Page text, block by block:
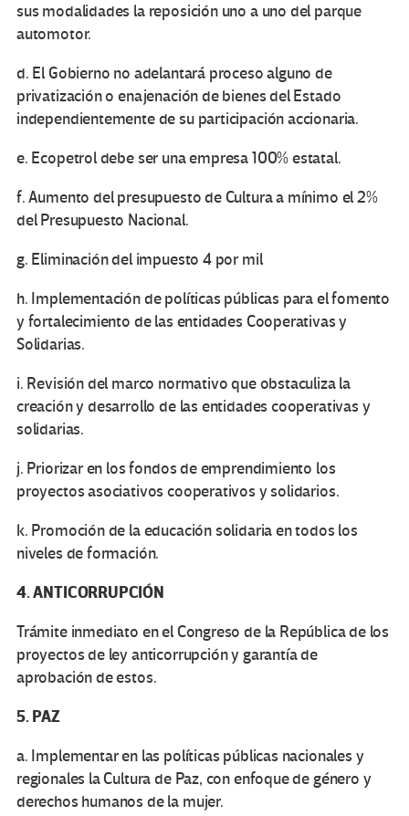
sus modalidades la reposición uno a uno del parque
automotor.
d. El Gobierno no adelantará proceso alguno de
privatización o enajenación de bienes del Estado
independientemente de su participación accionaria.
e. Ecopetrol debe ser una empresa 100% estatal.
f. Aumento del presupuesto de Cultura a mínimo el 2%
del Presupuesto Nacional.
g. Eliminación del impuesto 4 por mil
h. Implementación de políticas públicas para el fomento
y fortalecimiento de las entidades Cooperativas y
Solidarias.
i. Revisión del marco normativo que obstaculiza la
creación y desarrollo de las entidades cooperativas y
solidarias.
j. Priorizar en los fondos de emprendimiento los
proyectos asociativos cooperativos y solidarios.
k. Promoción de la educación solidaria en todos los
niveles de formación.
4. ANTICORRUPCIÓN
Trámite inmediato en el Congreso de la República de los
proyectos de ley anticorrupción y garantía de
aprobación de estos.
5. PAZ
a. Implementar en las políticas públicas nacionales y
regionales la Cultura de Paz, con enfoque de género y
derechos humanos de la mujer.